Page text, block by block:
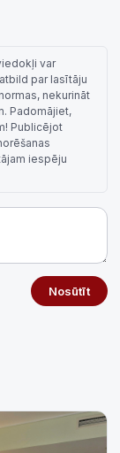
var
par lasītāju
nekurināt
Padomājiet,
Publicējot
iespēju
Nosūtīt